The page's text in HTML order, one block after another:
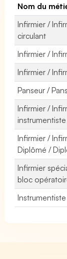
Nom du
Infirmier /
circulant
Infirmier /
Infirmier /
Panseur /
Infirmier /
instrumentiste
Infirmier /
Diplômé /
Infirmier
bloc